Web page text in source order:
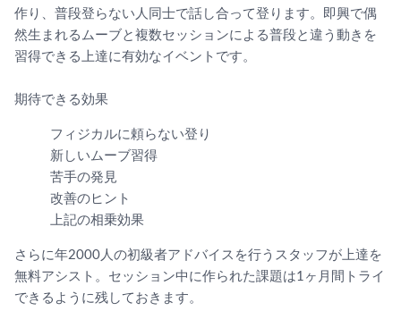
作り、普段登らない人同士で話し合って登ります。即興で偶
然生まれるムーブと複数セッションによる普段と違う動きを
習得できる上達に有効なイベントです。
期待できる効果
フィジカルに頼らない登り
新しいムーブ習得
苦手の発見
改善のヒント
上記の相乗効果
さらに年2000人の初級者アドバイスを行うスタッフが上達を
無料アシスト。セッション中に作られた課題は1ヶ月間トライ
できるように残しておきます。